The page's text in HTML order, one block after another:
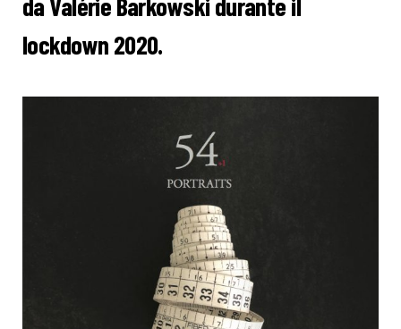
lockdown 2020.